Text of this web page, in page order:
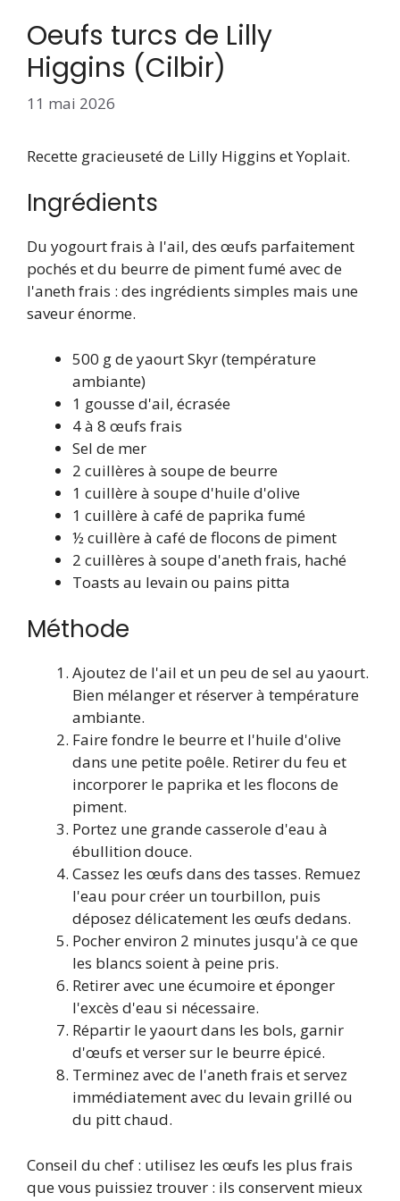
Oeufs turcs de Lilly
Higgins (Cilbir)
11 mai 2026
Recette gracieuseté de Lilly Higgins et Yoplait.
Ingrédients
Du yogourt frais à l'ail, des œufs parfaitement
pochés et du beurre de piment fumé avec de
l'aneth frais : des ingrédients simples mais une
saveur énorme.
500 g de yaourt Skyr (température
ambiante)
1 gousse d'ail, écrasée
4 à 8 œufs frais
Sel de mer
2 cuillères à soupe de beurre
1 cuillère à soupe d'huile d'olive
1 cuillère à café de paprika fumé
½ cuillère à café de flocons de piment
2 cuillères à soupe d'aneth frais, haché
Toasts au levain ou pains pitta
Méthode
Ajoutez de l'ail et un peu de sel au yaourt.
Bien mélanger et réserver à température
ambiante.
Faire fondre le beurre et l'huile d'olive
dans une petite poêle. Retirer du feu et
incorporer le paprika et les flocons de
piment.
Portez une grande casserole d'eau à
ébullition douce.
Cassez les œufs dans des tasses. Remuez
l'eau pour créer un tourbillon, puis
déposez délicatement les œufs dedans.
Pocher environ 2 minutes jusqu'à ce que
les blancs soient à peine pris.
Retirer avec une écumoire et éponger
l'excès d'eau si nécessaire.
Répartir le yaourt dans les bols, garnir
d'œufs et verser sur le beurre épicé.
Terminez avec de l'aneth frais et servez
immédiatement avec du levain grillé ou
du pitt chaud.
Conseil du chef : utilisez les œufs les plus frais
que vous puissiez trouver : ils conservent mieux